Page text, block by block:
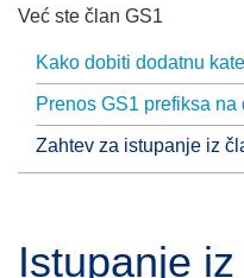
Već ste član GS1
Kako dobiti dodatnu
Prenos GS1 prefiksa na
Zahtev za istupanje iz
Istupanje